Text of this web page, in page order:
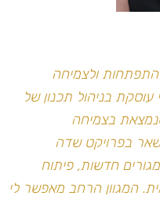
ולצמיחה
בניהול תכנון של
בצמיחה
בפרויקט שדה
חדשות, פיתוח
המגוון הרחב מאפשר לי